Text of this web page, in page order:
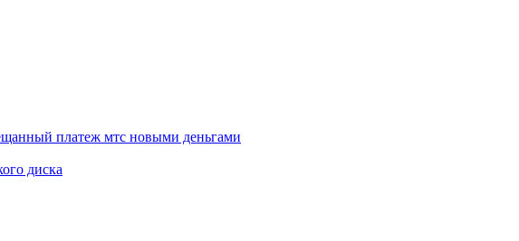
платеж мтс новыми деньгами
диска